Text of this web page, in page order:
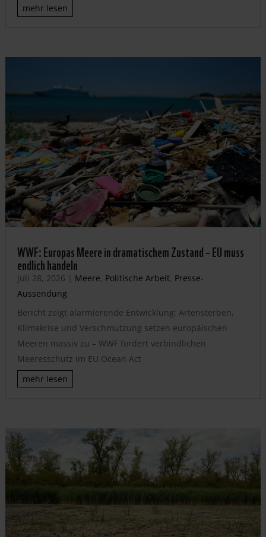
mehr lesen
WWF: Europas Meere in dramatischem Zustand – EU muss
endlich handeln
Juli 28, 2026 | Meere, Politische Arbeit, Presse-
Aussendung
Bericht zeigt alarmierende Entwicklung: Artensterben,
Klimakrise und Verschmutzung setzen europäischen
Meeren massiv zu – WWF fordert verbindlichen
Meeresschutz im EU Ocean Act
mehr lesen